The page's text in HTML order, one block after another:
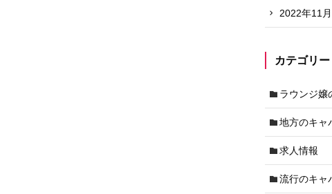
2022年11月
カテゴリー
ラウンジ嬢
地方のキャ
求人情報
流行のキャ